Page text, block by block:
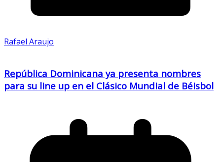
Rafael Araujo
República Dominicana ya presenta nombres
para su line up en el Clásico Mundial de Béisbol